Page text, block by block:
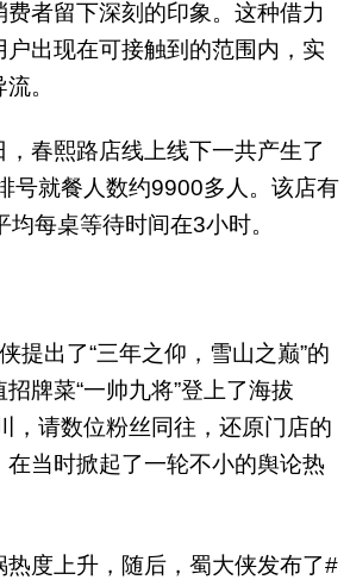
者留下深刻的印象。这种借力
出现在可接触到的范围内，实
。
春熙路店线上线下一共产生了
号就餐人数约9900多人。该店有
每桌等待时间在3小时。
提出了“三年之仰，雪山之巅”的
牌菜“一帅九将”登上了海拔
，请数位粉丝同往，还原门店的
当时掀起了一轮不小的舆论热
热度上升，随后，蜀大侠发布了#